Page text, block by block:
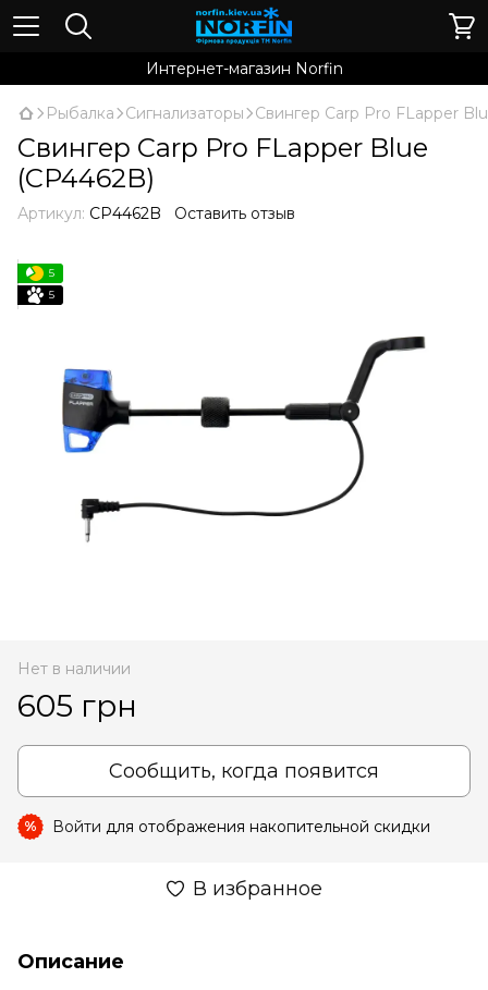
Интернет-магазин Norfin
Рыбалка Сигнализаторы Свингер Carp Pro FLapper
Свингер Carp Pro FLapper Blue
(CP4462B)
Артикул: CP4462B Оставить отзыв
5
5
Нет в наличии
605 грн
Сообщить, когда появится
% Войти для отображения накопительной скидки
В избранное
Описание